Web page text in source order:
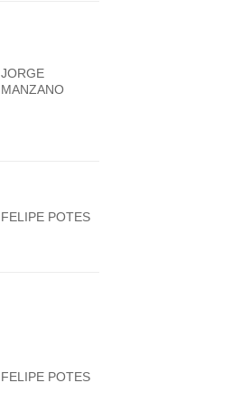
JORGE
MANZANO
FELIPE POTES
FELIPE POTES